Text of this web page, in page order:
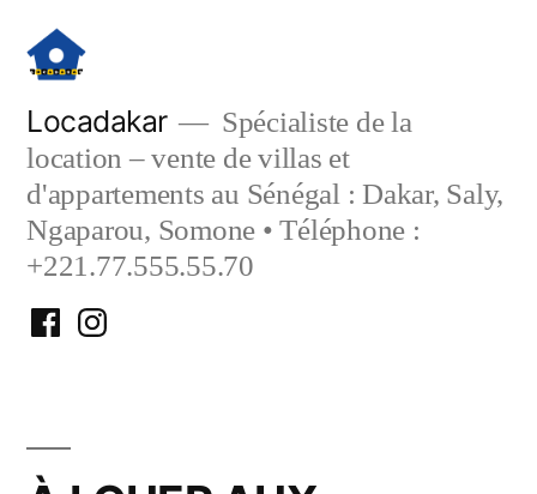
contenu
Locadakar
Spécialiste de la
location – vente de villas et
d'appartements au Sénégal : Dakar, Saly,
Ngaparou, Somone • Téléphone :
+221.77.555.55.70
FacebookInstagram